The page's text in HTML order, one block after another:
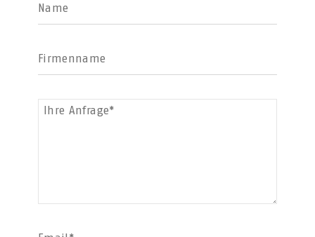
Name
Firmenname
Ihre Anfrage*